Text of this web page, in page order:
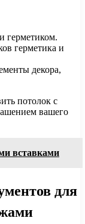
герметиком.
герметика и
декора,
потолок с
вашего
вставками
для